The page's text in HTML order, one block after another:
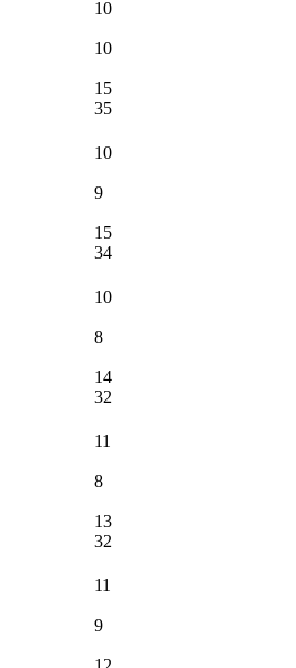
10
10
15
35
10
9
15
34
10
8
14
32
11
8
13
32
11
9